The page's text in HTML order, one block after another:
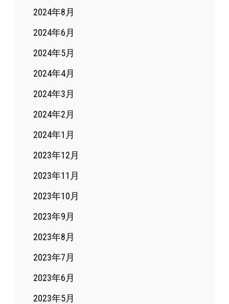
2024年8月
2024年6月
2024年5月
2024年4月
2024年3月
2024年2月
2024年1月
2023年12月
2023年11月
2023年10月
2023年9月
2023年8月
2023年7月
2023年6月
2023年5月